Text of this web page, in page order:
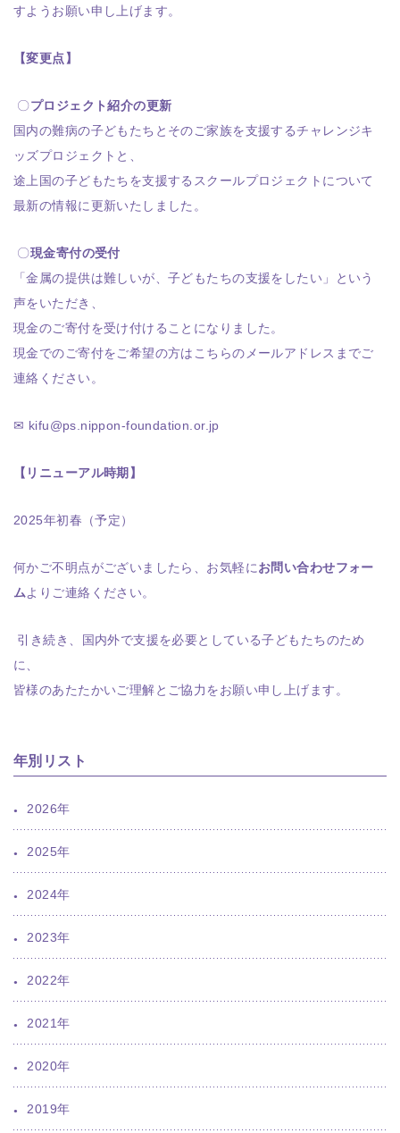
すようお願い申し上げます。
【変更点】
〇プロジェクト紹介の更新
国内の難病の子どもたちとそのご家族を支援するチャレンジキ
ッズプロジェクトと、
途上国の子どもたちを支援するスクールプロジェクトについて
最新の情報に更新いたしました。
〇現金寄付の受付
「金属の提供は難しいが、子どもたちの支援をしたい」という
声をいただき、
現金のご寄付を受け付けることになりました。
現金でのご寄付をご希望の方はこちらのメールアドレスまでご
連絡ください。
✉ kifu@ps.nippon-foundation.or.jp
【リニューアル時期】
2025年初春（予定）
何かご不明点がございましたら、お気軽にお問い合わせフォー
ムよりご連絡ください。
引き続き、国内外で支援を必要としている子どもたちのため
に、
皆様のあたたかいご理解とご協力をお願い申し上げます。
年別リスト
2026年
2025年
2024年
2023年
2022年
2021年
2020年
2019年